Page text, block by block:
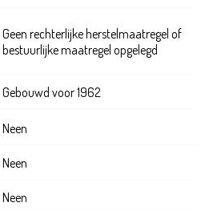
Geen rechterlijke herstelmaatregel of
bestuurlijke maatregel opgelegd
Gebouwd voor 1962
Neen
Neen
Neen